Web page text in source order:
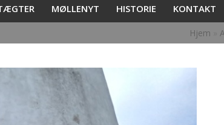
MØLLENYT HISTORIE KONTAKT
Hjem